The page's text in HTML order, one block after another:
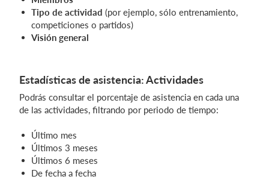
Tipo de actividad (por ejemplo, sólo entrenamiento,
competiciones o partidos)
Visión general
Estadísticas de asistencia: Actividades
Podrás consultar el porcentaje de asistencia en cada una
de las actividades, filtrando por periodo de tiempo:
Último mes
Últimos 3 meses
Últimos 6 meses
De fecha a fecha